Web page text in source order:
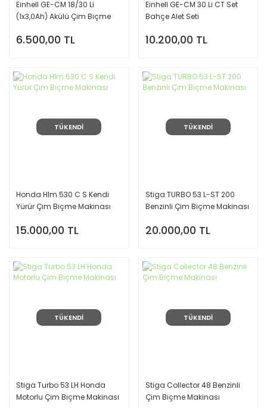
Einhell GE-CM 18/30 Li
(1x3,0Ah) Akülü Çim Biçme
6.500,00 TL
Einhell GE-CM 30 Li CT Set
Bahçe Alet Seti
10.200,00 TL
TÜKENDİ
Honda Hlm 530 C S Kendi
Yürür Çim Biçme Makinası
15.000,00 TL
TÜKENDİ
Stiga TURBO 53 L-ST 200
Benzinli Çim Biçme Makinası
20.000,00 TL
TÜKENDİ
Stiga Turbo 53 LH Honda
Motorlu Çim Biçme Makinası
TÜKENDİ
Stiga Collector 48 Benzinli
Çim Biçme Makinası